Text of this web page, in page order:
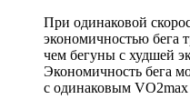
При одинаковой
экономичностью бега
чем бегуны с худшей
Экономичность бега
с одинаковым